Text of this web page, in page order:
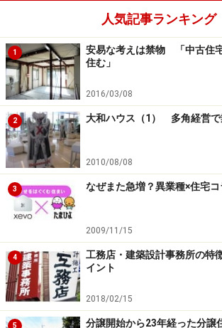
家族の居場所、友人やご近所
しめる間取り
というわけで、以下で分譲住宅の間
に、参考にすべきポイントをご紹介して
最初に紹介するのは、トヨタホーム
同で開発している「７ DAYS VILLA（
ラ）」という千葉県印西市で開発中の分
です。
【写真1】はミサワホームによる建物の
より一段高いスペースが設けられていま
ようなLDK全体が見渡せる気持ちの良
人気記事ランキング
1
安易な考えは禁物 「中古住
住む」
2016/03/08
2 大和ハウス（1） 多角経営で
2010/08/08
3 なぜまた急増？異業種×住宅コ
2009/11/15
4
工務店・建築設計事務所の特
イント
2018/02/15
5
分譲開始から23年経った分譲